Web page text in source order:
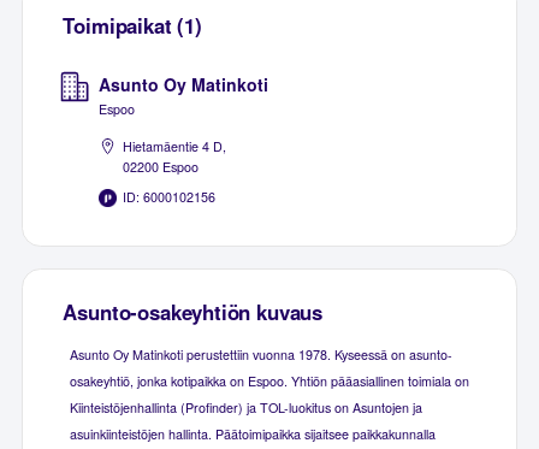
Toimipaikat (1)
Asunto Oy Matinkoti
Espoo
Hietamäentie 4 D,
02200 Espoo
ID: 6000102156
Asunto-osakeyhtiön kuvaus
Asunto Oy Matinkoti perustettiin vuonna 1978. Kyseessä on asunto-
osakeyhtiö, jonka kotipaikka on Espoo. Yhtiön pääasiallinen toimiala on
Kiinteistöjenhallinta (Profinder) ja TOL-luokitus on Asuntojen ja
asuinkiinteistöjen hallinta. Päätoimipaikka sijaitsee paikkakunnalla